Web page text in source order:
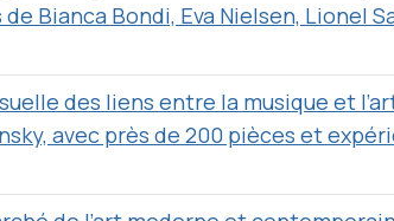
Bianca Bondi, Eva Nielsen, Lionel
des liens entre la musique et
avec près de 200 pièces et